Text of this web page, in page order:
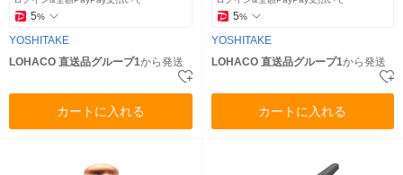
5%
YOSHITAKE
LOHACO 直送品グループ1から発送
カートに入れる
5%
YOSHITAKE
LOHACO 直送品グループ1から発送
カートに入れる